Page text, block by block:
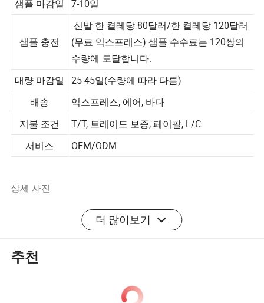
샘플 마감일 7-10일
신발 한 켤레당 80달러/한 켤레당 120달러
(무료 익스프레스) 샘플 수수료는 120쌍의
수량에 도달합니다.
대량 마감일 25-45일(수량에 따라 다름)
배송
익스프레스, 에어, 바다
지불 조건
T/T, 트레이드 보증, 페이팔, L/C
서비스
OEM/ODM
상세 사진
사용자 지정
인증
더 많이보기
추천